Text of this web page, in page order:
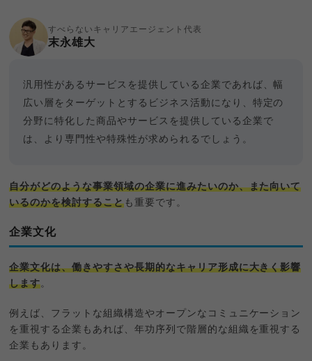
すべらないキャリアエージェント代表
末永雄大
汎用性があるサービスを提供している企業であれば、幅
広い層をターゲットとするビジネス活動になり、特定の
分野に特化した商品やサービスを提供している企業で
は、より専門性や特殊性が求められるでしょう。
自分がどのような事業領域の企業に進みたいのか、また向いて
いるのかを検討すること も重要です。
企業文化
企業文化は、働きやすさや長期的なキャリア形成に大きく影響
します。
例えば、フラットな組織構造やオープンなコミュニケーション
を重視する企業もあれば、年功序列で階層的な組織を重視する
企業もあります。